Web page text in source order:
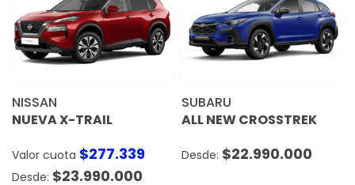
NISSAN
NUEVA X-TRAIL
Valor cuota $277.339
$23.990.000
SUBARU
ALL NEW CROSSTREK
$22.990.000